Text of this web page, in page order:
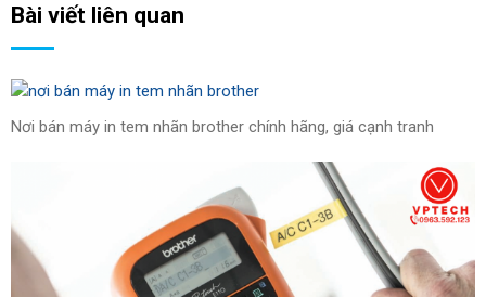
Bài viết liên quan
Nơi bán máy in tem nhãn brother chính hãng, giá cạnh tranh